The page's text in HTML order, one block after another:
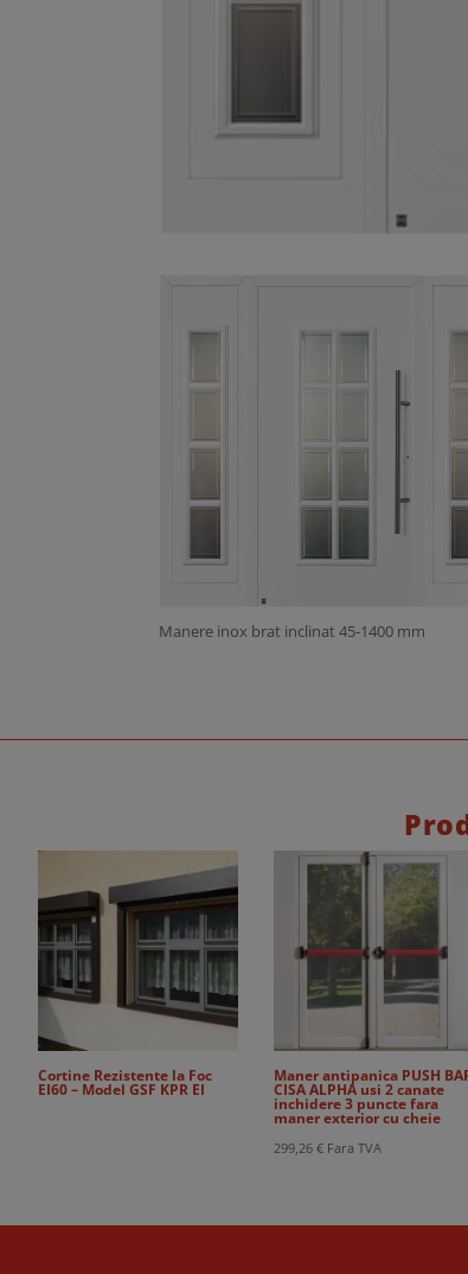
Manere inox brat inclinat 45-1400 mm
Cortine Rezistente la Foc
EI60 – Model GSF KPR EI
Maner antipanica PUSH
CISA ALPHA usi 2 canate
inchidere 3 puncte fara
maner exterior cu cheie
299,26 € Fara TVA